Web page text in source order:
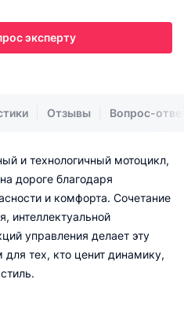
эксперту
Отзывы Вопрос-
и технологичный мотоцикл,
дороге благодаря
и комфорта. Сочетание
интеллектуальной
управления делает эту
тех, кто ценит динамику,